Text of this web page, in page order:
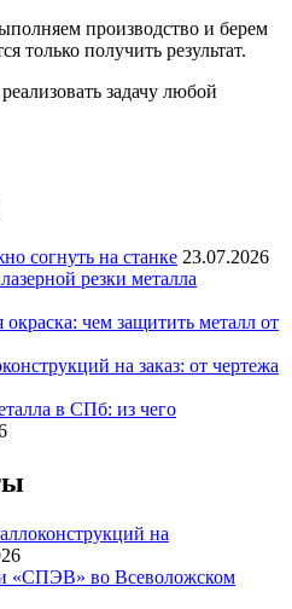
производство и берем
только получить результат.
задачу любой
согнуть на станке 23.07.2026
резки металла
чем защитить металл от
на заказ: от чертежа
в СПб: из чего
на
«СПЭВ» во Всеволожском